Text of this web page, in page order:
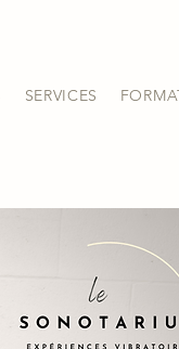
SERVICES